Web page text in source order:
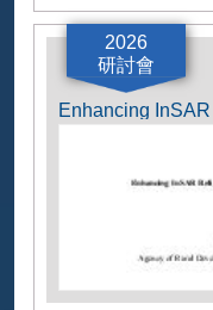
Wei-Cheng
Chen, Chen-Yu
2026
研討會